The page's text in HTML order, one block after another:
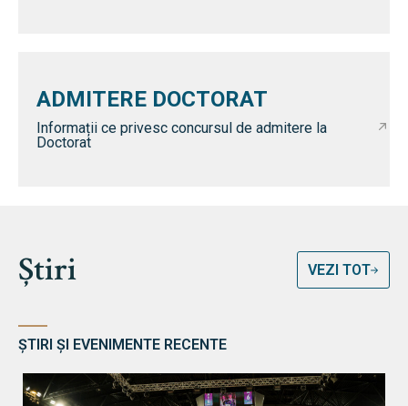
ADMITERE DOCTORAT
Informații ce privesc concursul de admitere la
Doctorat
Știri VEZI TOT
ȘTIRI ȘI EVENIMENTE RECENTE